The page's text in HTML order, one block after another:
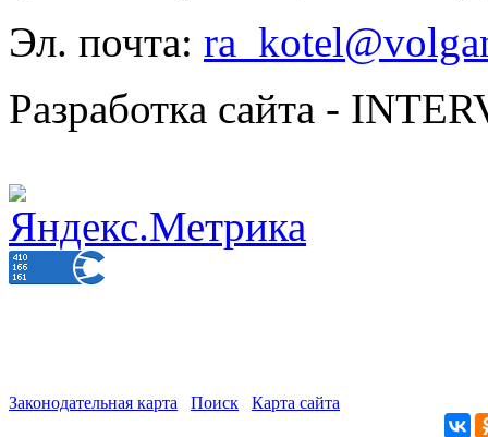
Эл. почта:
Разработка сайта -
Законодательная карта Поиск Карта сайта